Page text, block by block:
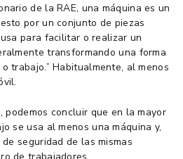
de la RAE, una máquina es un
por un conjunto de piezas
para facilitar o realizar un
transformando una forma
trabajo.” Habitualmente, al menos
concluir que en la mayor
se usa al menos una máquina y,
seguridad de las mismas